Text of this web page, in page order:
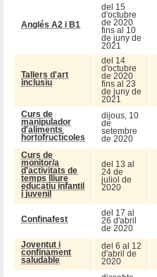
Anglés A2 i B1
del 15
d'octubre
de 2020
fins al 10
de juny de
2021
Tallers d'art
inclusiu
del 14
d'octubre
de 2020
fins al 23
de juny de
2021
Curs de
manipulador
d'aliments
hortofructícoles
dijous, 10
de
setembre
de 2020
Curs de
monitor/a
d'activitats de
temps lliure
educatiu infantil
i juvenil
del 13 al
24 de
juliol de
2020
Confinafest
del 17 al
26 d'abril
de 2020
Joventut i
confinament
saludable
del 6 al 12
d'abril de
2020